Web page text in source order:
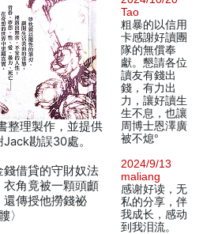
整理製作，並提供
勘誤30處。
借貸的守財奴法
角竟被一顆頭顱
傳授他撈錢祕
〉
Tao
粗暴的以信用
卡感謝好讀團
隊的無償奉
獻。懇請各位
讀友有錢出
錢，有力出
力，讓好讀生
生不息，也讓
周博士恩澤廣
被不熄°
2024/9/13
maliang
感谢好读，无
私的分享，伴
我成长，感动
到我泪流。